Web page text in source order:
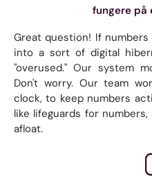
fungere på
Great question! If
into a sort of digital
"overused." Our system
Don't worry. Our team
clock, to keep numbers
like lifeguards for
afloat.